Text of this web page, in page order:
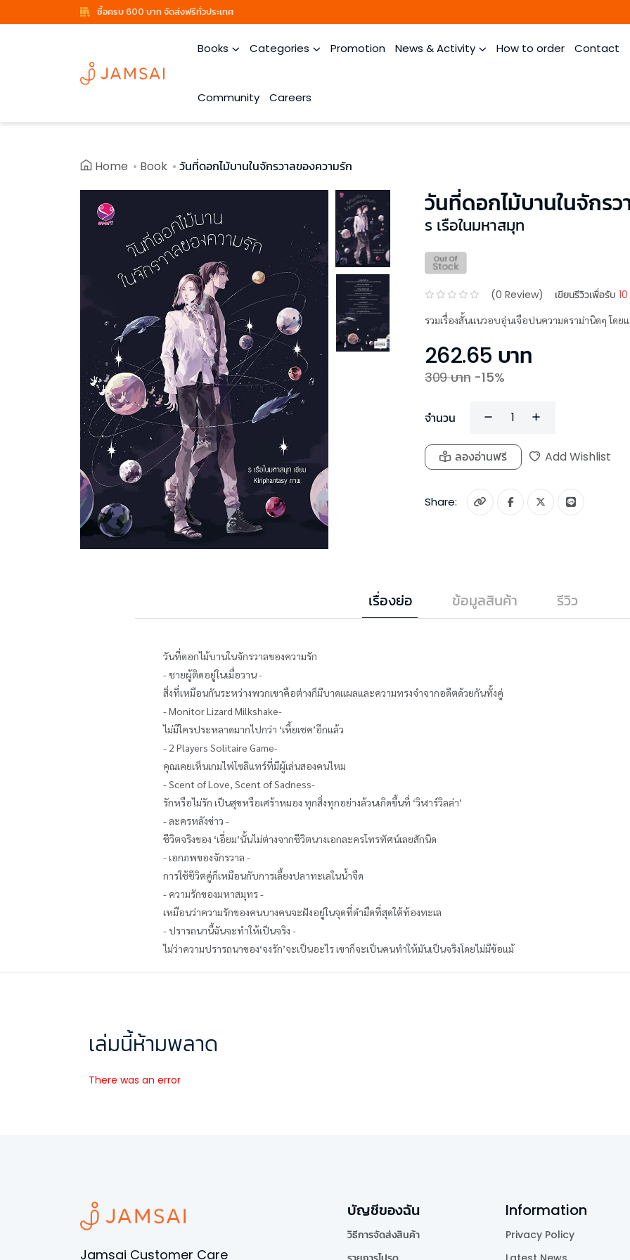
ซื้อครบ 600 บาท จัดส่งฟรีทั่วประเทศ
Books Categories Promotion News & Activity How to order Contact
Community Careers
Home Book วันที่ดอกไม้บานในจักรวาลของความรัก
วันที่ดอกไม้บานในจักร
ร เรือในมหาสมุท
(0 Review) เขียนรีวิวเพื่อรับ
รวมเรื่องสั้นแนวอบอุ่นเจือปนความดราม่านิดๆ โดย
262.65 บาท
309บาท -15%
จำนวน
ลองอ่านฟรี Add Wishlist
Share:
เรื่องย่อ ข้อมูลสินค้า รีวิว
วันที่ดอกไม้บานในจักรวาลของความรัก
- ชายผู้ติดอยู่ในเมื่อวาน -
สิ่งที่เหมือนกันระหว่างพวกเขาคือต่างก็มีบาดแผลและความทรงจำจากอดีตด้วยกันทั้งคู่
- Monitor Lizard Milkshake-
ไม่มีใครประหลาดมากไปกว่า ‘เหี้ยเชค’อีกแล้ว
- 2 Players Solitaire Game-
คุณเคยเห็นเกมไพ่โซลิแทร์ที่มีผู้เล่นสองคนไหม
- Scent of Love, Scent of Sadness-
รักหรือไม่รัก เป็นสุขหรือเศร้าหมอง ทุกสิ่งทุกอย่างล้วนเกิดขึ้นที่ ‘วิฬาร์วิลล่า’
- ละครหลังข่าว -
ชีวิตจริงของ ‘เอี่ยม’นั้นไม่ต่างจากชีวิตนางเอกละครโทรทัศน์เลยสักนิด
- เอกภพของจักรวาล -
การใช้ชีวิตคู่ก็เหมือนกับการเลี้ยงปลาทะเลในน้ำจืด
- ความรักของมหาสมุทร -
เหมือนว่าความรักของคนบางคนจะฝังอยู่ในจุดที่ดำมืดที่สุดใต้ท้องทะเล
- ปรารถนานี้ฉันจะทำให้เป็นจริง -
ไม่ว่าความปรารถนาของ‘จงรัก’จะเป็นอะไร เขาก็จะเป็นคนทำให้มันเป็นจริงโดยไม่มีข้อแม้
เล่มนี้ห้ามพลาด
There was an error
Jamsai Customer Care
บัญชีของฉัน
วิธีการจัดส่งสินค้า
Information
Privacy Policy